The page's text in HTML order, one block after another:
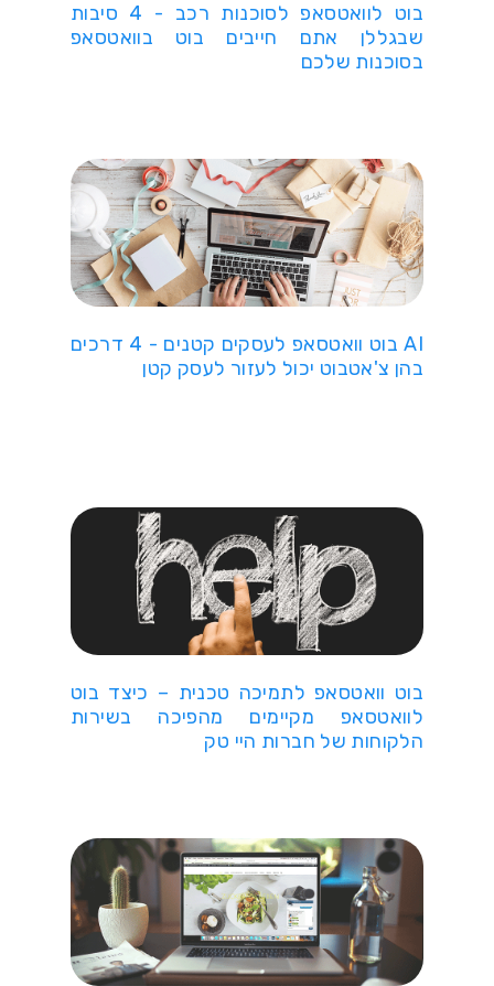
בוט לוואטסאפ לסוכנות רכב - 4 סיבות
שבגללן אתם חייבים בוט בוואטסאפ
בסוכנות שלכם
AI בוט וואטסאפ לעסקים קטנים - 4 דרכים
בהן צ'אטבוט יכול לעזור לעסק קטן
בוט וואטסאפ לתמיכה טכנית – כיצד בוט
לוואטסאפ מקיימים מהפיכה בשירות
הלקוחות של חברות היי טק